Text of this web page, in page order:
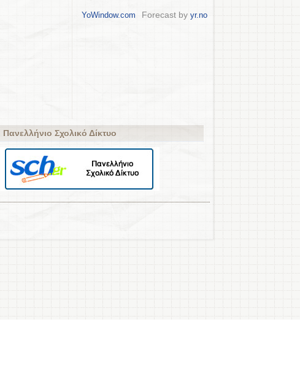
YoWindow.com Forecast by yr.no
Πανελλήνιο Σχολικό Δίκτυο